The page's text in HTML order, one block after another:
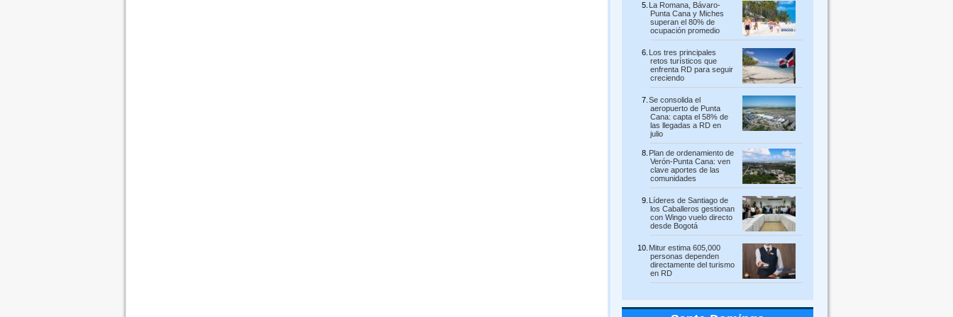
La Romana, Bávaro-
Punta Cana y Miches
superan el 80% de
ocupación promedio
Los tres principales
retos turísticos que
enfrenta RD para seguir
creciendo
Se consolida el
aeropuerto de Punta
Cana: capta el 58% de
las llegadas a RD en
julio
Plan de ordenamiento de
Verón-Punta Cana: ven
clave aportes de las
comunidades
Líderes de Santiago de
los Caballeros gestionan
con Wingo vuelo directo
desde Bogotá
Mitur estima 605,000
personas dependen
directamente del turismo
en RD